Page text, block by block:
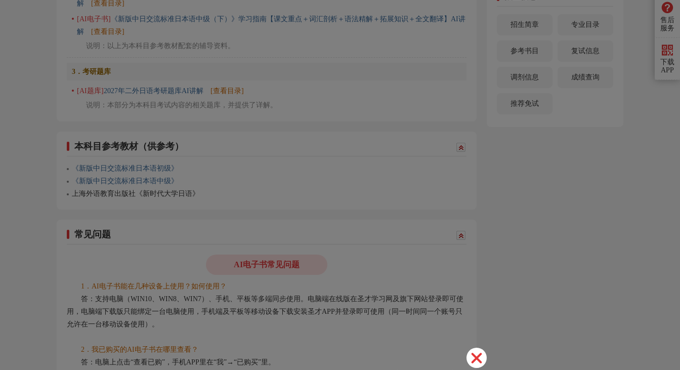
解
[查看目录]
[AI电子书]
《新版中日交流标准日本语中级（下）》学习指南【课文重点＋词汇剖析＋语法精解＋拓展知识＋全文翻译】AI讲
解
[查看目录]
说明：以上为本科目参考教材配套的辅导资料。
3．考研题库
[AI题库] 2027年二外日语考研题库AI讲解
[查看目录]
说明：本部分为本科目考试内容的相关题库，并提供了详解。
本科目参考教材（供参考）
《新版中日交流标准日本语初级》
《新版中日交流标准日本语中级》
上海外语教育出版社《新时代大学日语》
常见问题
AI电子书常见问题
1．AI电子书能在几种设备上使用？如何使用？
答：支持电脑（WIN10、WIN8、WIN7）、手机、平板等多端同步使用。电脑端在线版在圣才学习网及旗下网站登录即可使
用，电脑端下载版只能绑定一台电脑使用，手机端及平板等移动设备下载安装圣才APP并登录即可使用（同一时间同一个账号只
允许在一台移动设备使用）。
2．我已购买的AI电子书在哪里查看？
答：电脑上点击“查看已购”，手机APP里在“我”→“已购买”里。
招生简章 专业目录
参考书目 复试信息
调剂信息 成绩查询
推荐免试
售后
服务
下载
APP